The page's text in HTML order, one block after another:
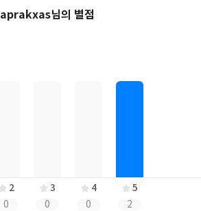
aprakxas님의 별점
2
0
3
0
4
0
5
2